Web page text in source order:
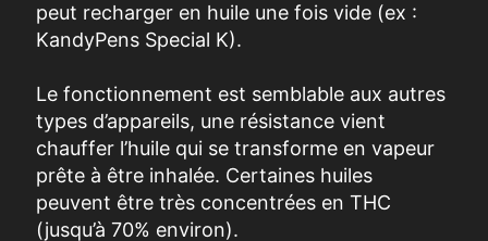
peut recharger en huile une fois vide (ex :
KandyPens Special K).
Le fonctionnement est semblable aux autres
types d’appareils, une résistance vient
chauffer l’huile qui se transforme en vapeur
prête à être inhalée. Certaines huiles
peuvent être très concentrées en THC
(jusqu’à 70% environ).